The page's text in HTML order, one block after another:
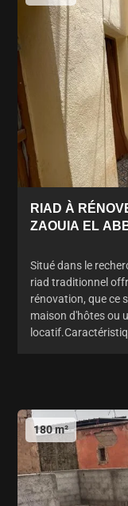
RIAD À
ZAOUIA EL
Situé dans le
riad traditionnel
rénovation, que ce
maison d'hôtes ou
180 m²